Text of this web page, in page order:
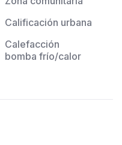
Calificación urbana
Calefacción
bomba frío/calor